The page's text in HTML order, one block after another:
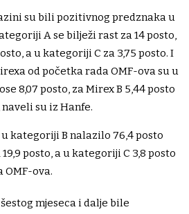
su bili pozitivnog predznaka u
A se bilježi rast za 14 posto,
a u kategoriji C za 3,75 posto. I
od početka rada OMF-ova su u
8,07 posto, za Mirex B 5,44 posto
naveli su iz Hanfe.
kategoriji B nalazilo 76,4 posto
posto, a u kategoriji C 3,8 posto
ova.
mjeseca i dalje bile